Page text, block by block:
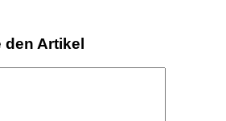
den Artikel